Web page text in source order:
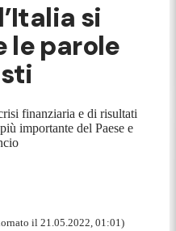
si
le parole
finanziaria e di risultati
importante del Paese e
il 21.05.2022, 01:01)